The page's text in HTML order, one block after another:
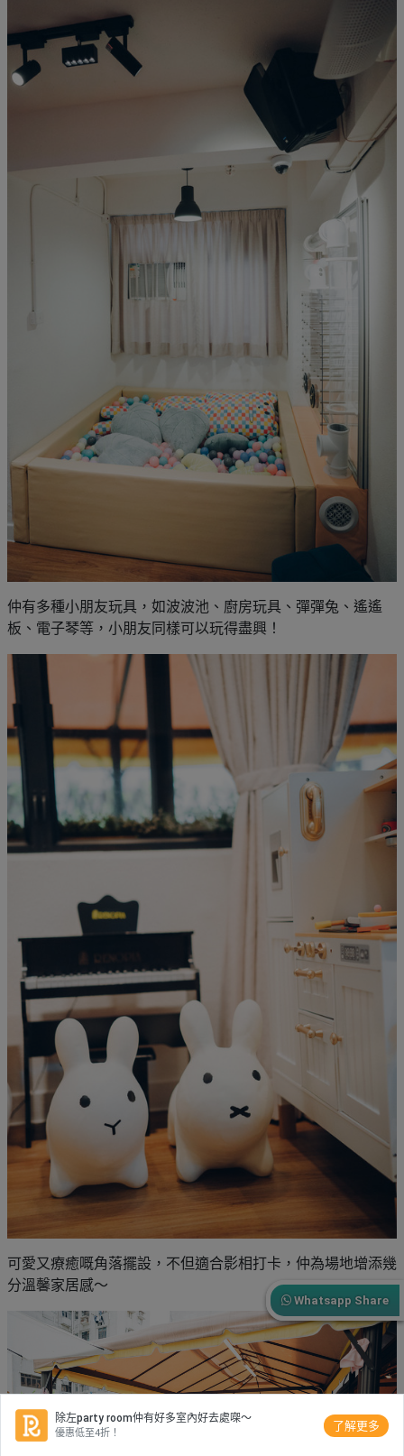
Whatsapp Share
除左party room仲有好多室內好去處㗎～
優惠低至4折！
了解更多
仲有多種小朋友玩具，如波波池、廚房玩具、彈彈兔、遙遙
板、電子琴等，小朋友同樣可以玩得盡興！
可愛又療癒嘅角落擺設，不但適合影相打卡，仲為場地增添幾
分溫馨家居感～